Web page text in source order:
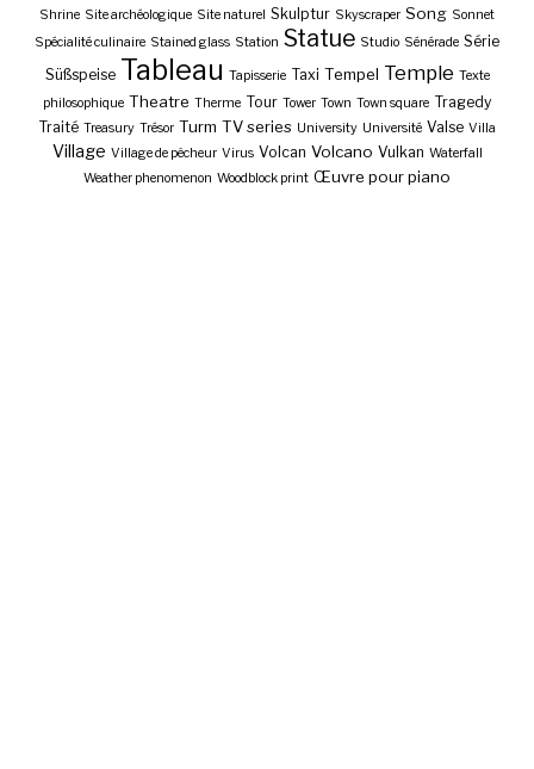
Shrine Site archéologique Site naturel Skulptur Skyscraper Song Sonnet
Spécialité culinaire Stained glass Station Statue Studio Sénérade Série
Süßspeise Tableau Tapisserie Taxi Tempel Temple Texte
philosophique Theatre Therme Tour Tower Town Town square Tragedy
Traité Treasury Trésor Turm TV series University Université Valse Villa
Village Village de pêcheur Virus Volcan Volcano Vulkan Waterfall
Weather phenomenon Woodblock print Œuvre pour piano